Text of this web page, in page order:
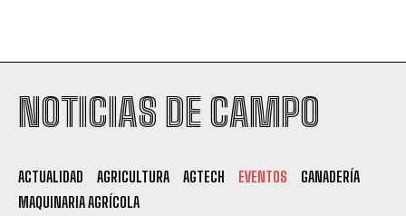
NOTICIAS DE CAMPO
ACTUALIDAD AGRICULTURA AGTECH EVENTOS
GANADERÍA
MAQUINARIA AGRÍCOLA